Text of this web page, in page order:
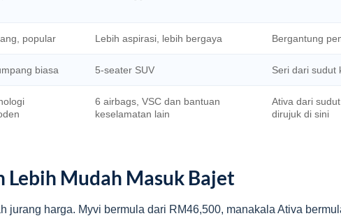
popular Lebih aspirasi, lebih bergaya Bergantung
biasa 5-seater SUV Seri dari sudut
6 airbags, VSC dan bantuan
keselamatan lain
Ativa dari
dirujuk di sini
Lebih Mudah Masuk Bajet
jurang harga. Myvi bermula dari RM46,500, manakala Ativa